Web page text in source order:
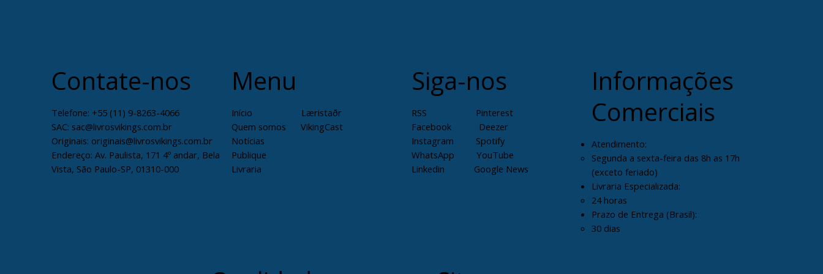
Contate-nos
Telefone: +55 (11) 9-8263-4066
SAC: sac@livrosvikings.com.br
Originais: originais@livrosvikings.com.br
Endereço: Av. Paulista, 171 4º andar, Bela
Vista, São Paulo-SP, 01310-000
Menu
Início
Læristaðr
Quem somos
VikingCast
Notícias
Publique
Livraria
Siga-nos
RSS
Pinterest
Facebook
Deezer
Instagram
Spotify
WhatsApp
YouTube
Linkedin
Google News
Informações
Comerciais
Atendimento:
Segunda a sexta-feira das 8h as 17h
(exceto feriado)
Livraria Especializada:
24 horas
Prazo de Entrega (Brasil):
30 dias